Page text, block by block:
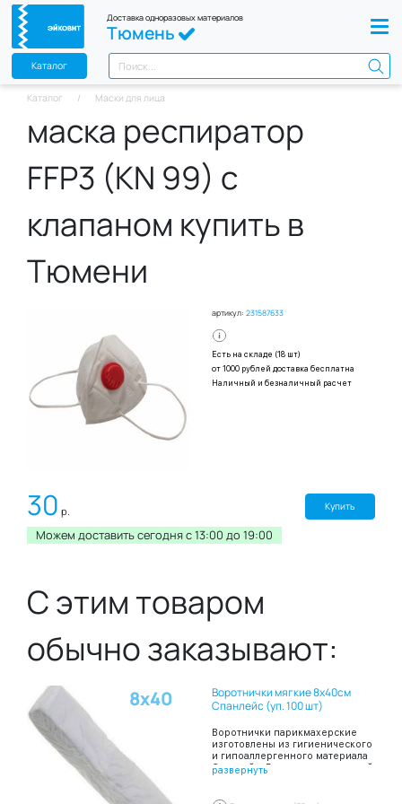
Доставка одноразовых материалов
Тюмень
Каталог
Каталог Маски для лица
маска респиратор
FFP3 (KN 99) с
клапаном купить в
Тюмени
артикул: 231587633
Есть на складе (18 шт)
от 1000 рублей доставка бесплатна
Наличный и безналичный расчет
30 р. Купить
Можем доставить сегодня c 13:00 до 19:00
С этим товаром
обычно заказывают:
8х40
Воротнички мягкие 8х40см
Спанлейс (уп. 100 шт)
Воротнички парикмахерские
изготовлены из гигиенического
и гипоаллергенного материала
Спанлейс, Воротнички шириной
развернуть